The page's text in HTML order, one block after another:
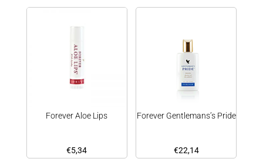
Forever Aloe Lips
€5,34
Forever Gentlemans’s Pride
€22,14